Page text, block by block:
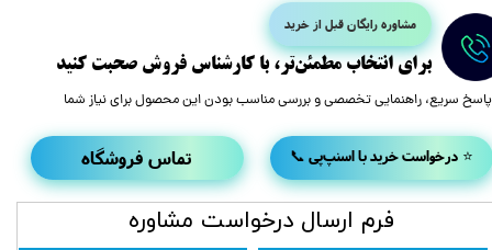
مشاوره رایگان قبل از خرید
​برای انتخاب مطمئن‌تر، با کارشناس فروش صحبت کنید
​پاسخ سریع، راهنمایی تخصصی و بررسی مناسب بودن این محصول برای نیاز شما
📞 درخواست خرید با اسنپ‌پی ⭐ تماس فروشگاه
​فرم ارسال درخواست مشاوره